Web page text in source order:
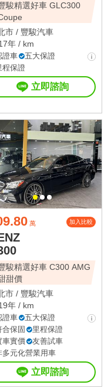
駿精選好車 GLC300
市 / 豐駿汽車
年 / km
證車
五大保證
程保證
立即諮詢
萬 加入比較
駿精選好車 C300 AMG
甜價
市 / 豐駿汽車
年 / km
證車
五大保證
合保固
里程保證
車實價
友善試車
多元化營業用車
立即諮詢